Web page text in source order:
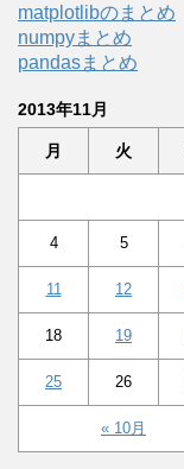
matplotlibのまとめ
numpyまとめ
pandasまとめ
2013年11月
月 火
« 10月
4 5
11 12
18 19
25 26